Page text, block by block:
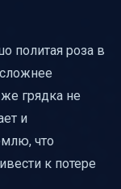
политая роза в
грядка не
и
что
к потере